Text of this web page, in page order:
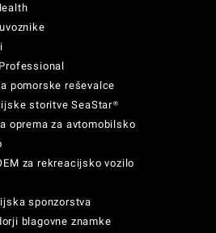
pomorske reševalce
storitve SeaStar®
oprema za avtomobilsko
za rekreacijsko vozilo
sponzorstva
blagovne znamke